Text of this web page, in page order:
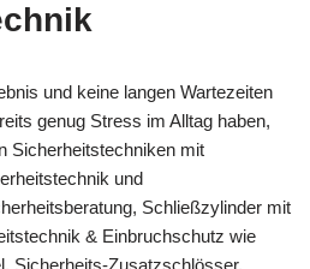
und keine langen Wartezeiten
genug Stress im Alltag haben,
Sicherheitstechniken mit
und
Schließzylinder mit
& Einbruchschutz wie